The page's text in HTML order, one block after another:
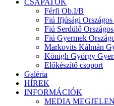
CSAPATOK
Férfi Ob.I/B
Fiú Ifjúsági
Fiú Serdülő
Fiú Gyermek
Markovits Kálmán
Königh György
Előkészítő csoport
Galéria
HÍREK
INFORMÁCIÓK
MEDIA